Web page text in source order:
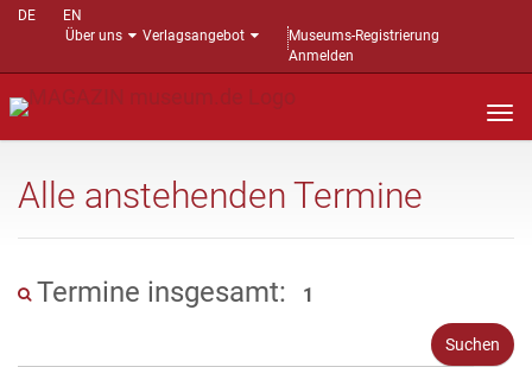
DE
EN
Über uns
Verlagsangebot
Museums-Registrierung
Anmelden
Alle anstehenden Termine
Termine insgesamt: 1